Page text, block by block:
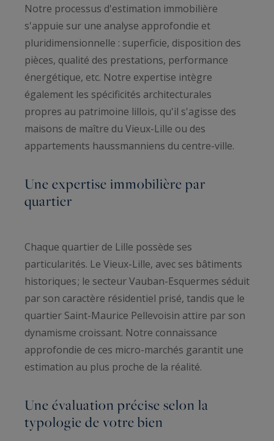
Notre processus d'estimation immobilière
s'appuie sur une analyse approfondie et
pluridimensionnelle : superficie, disposition des
pièces, qualité des prestations, performance
énergétique, etc. Notre expertise intègre
également les spécificités architecturales
propres au patrimoine lillois, qu'il s'agisse des
maisons de maître du Vieux-Lille ou des
appartements haussmanniens du centre-ville.
Une expertise immobilière par
quartier
Chaque quartier de Lille possède ses
particularités. Le Vieux-Lille, avec ses bâtiments
historiques ; le secteur Vauban-Esquermes séduit
par son caractère résidentiel prisé, tandis que le
quartier Saint-Maurice Pellevoisin attire par son
dynamisme croissant. Notre connaissance
approfondie de ces micro-marchés garantit une
estimation au plus proche de la réalité.
Une évaluation précise selon la
typologie de votre bien